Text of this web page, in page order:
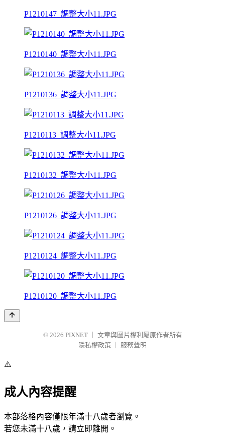
P1210147_調整大小11.JPG
P1210140_調整大小11.JPG
P1210136_調整大小11.JPG
P1210113_調整大小11.JPG
P1210132_調整大小11.JPG
P1210126_調整大小11.JPG
P1210124_調整大小11.JPG
P1210120_調整大小11.JPG
© 2026 PIXNET
文章與圖片權利屬原作者所有
隱私權政策
服務聲明
⚠️
成人內容提醒
本部落格內容僅限年滿十八歲者瀏覽。
若您未滿十八歲，請立即離開。